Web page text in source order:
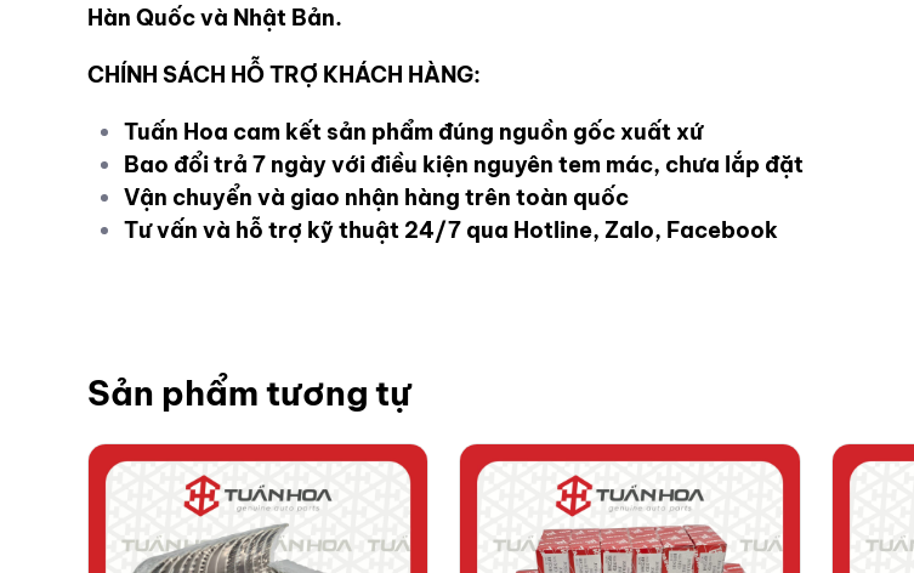
Hàn Quốc và Nhật Bản.
CHÍNH SÁCH HỖ TRỢ KHÁCH HÀNG:
Tuấn Hoa cam kết sản phẩm đúng nguồn gốc xuất xứ
Bao đổi trả 7 ngày với điều kiện nguyên tem mác, chưa lắp đặt
Vận chuyển và giao nhận hàng trên toàn quốc
Tư vấn và hỗ trợ kỹ thuật 24/7 qua Hotline, Zalo, Facebook
Sản phẩm tương tự